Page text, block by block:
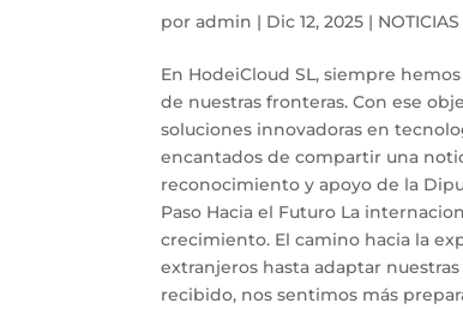
poradmin | Dic 12, 2025 | NOTICIAS
En HodeiCloud SL, siempre
de nuestras fronteras. Con ese
soluciones innovadoras en
encantados de compartir una
reconocimiento y apoyo de la
Paso Hacia el Futuro La
crecimiento. El camino hacia la
extranjeros hasta adaptar
recibido, nos sentimos más